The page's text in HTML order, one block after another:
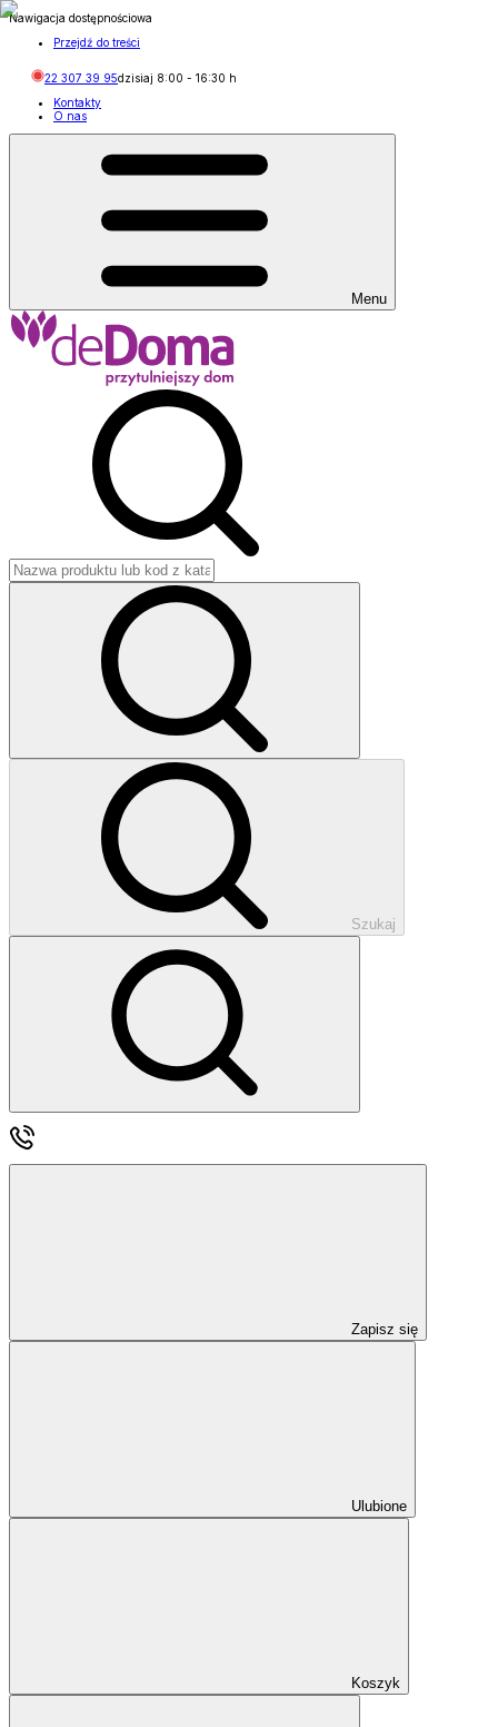
Nawigacja dostępnościowa
Przejdź do treści
22 307 39 95dzisiaj 8:00 - 16:30 h
Kontakty
O nas
Menu
Szukaj
Zapisz się
Ulubione
Koszyk